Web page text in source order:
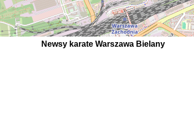
Newsy karate Warszawa Bielany